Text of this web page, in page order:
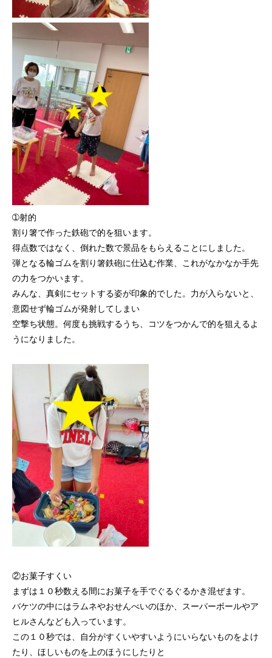
➀射的
割り箸で作った鉄砲で的を狙います。
得点数ではなく、倒れた数で景品をもらえることにしました。
弾となる輪ゴムを割り箸鉄砲に仕込む作業、これがなかなか手先
の力をつかいます。
みんな、真剣にセットする姿が印象的でした。力が入らないと、
意図せず輪ゴムが発射してしまい
空撃ち状態。何度も挑戦するうち、コツをつかんで的を狙えるよ
うになりました。
②お菓子すくい
まずは１０秒数える間にお菓子を手でぐるぐるかき混ぜます。
バケツの中にはラムネやおせんべいのほか、スーパーボールやア
ヒルさんなども入っています。
この１０秒では、自分がすくいやすいようにいらないものをよけ
たり、ほしいものを上のほうにしたりと